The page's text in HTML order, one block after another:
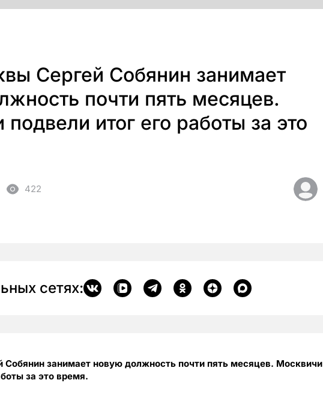
Сергей Собянин занимает
почти пять месяцев.
итог его работы за это
422
сетях:
занимает новую должность почти пять месяцев. Москвичи
за это время.